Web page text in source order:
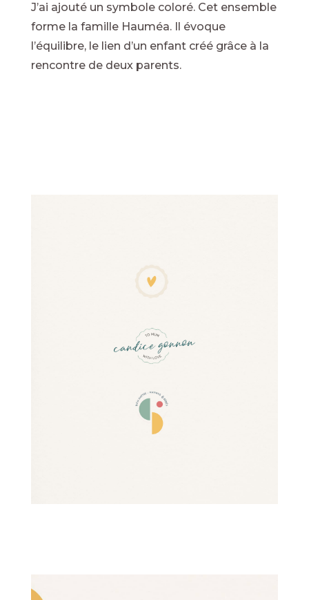
J’ai ajouté un symbole coloré. Cet ensemble
forme la famille Hauméa. Il évoque
l’équilibre, le lien d’un enfant créé grâce à la
rencontre de deux parents.